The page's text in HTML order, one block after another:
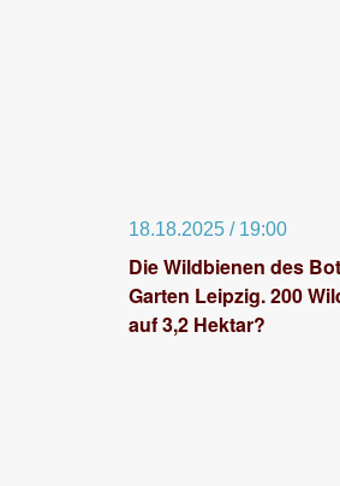
18.18.2025 / 19:00
Die Wildbienen des
Garten Leipzig. 200
auf 3,2 Hektar?